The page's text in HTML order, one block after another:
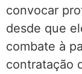
convocar
desde que
combate à
contratação